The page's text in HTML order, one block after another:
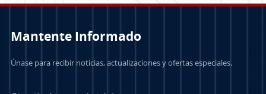
Mantente Informado
Únase para recibir noticias, actualizaciones y ofertas especiales.